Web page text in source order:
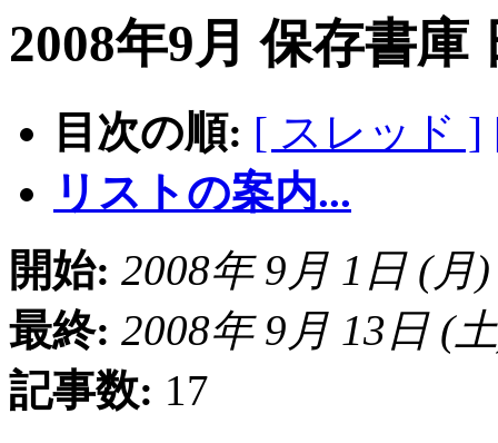
2008年9月 保存書庫
目次の順: [ スレッド ]
リストの案内...
開始: 2008年 9月 1日 (月
最終: 2008年 9月 13日 (
記事数: 17